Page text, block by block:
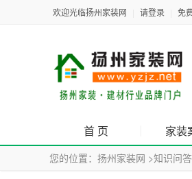
欢迎光临扬州家装网 请登录 免
首 页 家装
您的位置： 扬州家装网 >知识问答